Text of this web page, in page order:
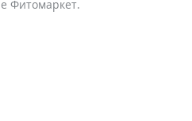
Фитомаркет.